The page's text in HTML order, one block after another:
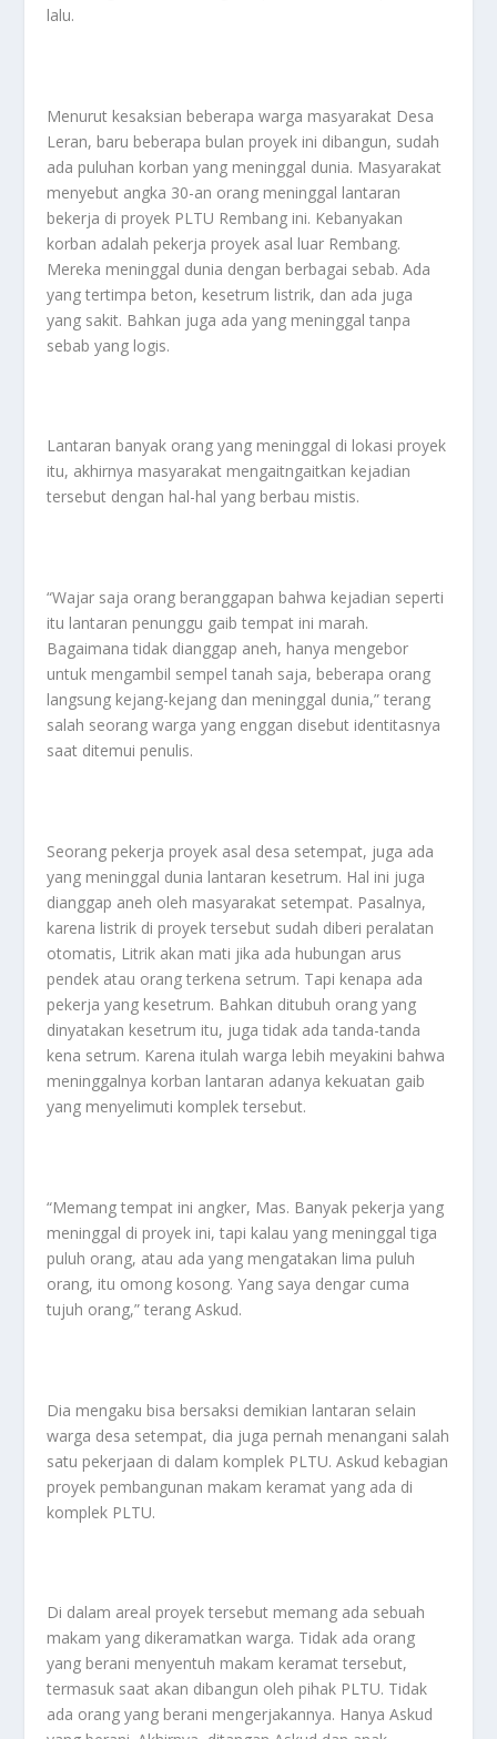
lalu.
Menurut kesaksian beberapa warga masyarakat Desa
Leran, baru beberapa bulan proyek ini dibangun, sudah
ada puluhan korban yang meninggal dunia. Masyarakat
menyebut angka 30-an orang meninggal lantaran
bekerja di proyek PLTU Rembang ini. Kebanyakan
korban adalah pekerja proyek asal luar Rembang.
Mereka meninggal dunia dengan berbagai sebab. Ada
yang tertimpa beton, kesetrum listrik, dan ada juga
yang sakit. Bahkan juga ada yang meninggal tanpa
sebab yang logis.
Lantaran banyak orang yang meninggal di lokasi proyek
itu, akhirnya masyarakat mengaitngaitkan kejadian
tersebut dengan hal-hal yang berbau mistis.
“Wajar saja orang beranggapan bahwa kejadian seperti
itu lantaran penunggu gaib tempat ini marah.
Bagaimana tidak dianggap aneh, hanya mengebor
untuk mengambil sempel tanah saja, beberapa orang
langsung kejang-kejang dan meninggal dunia,” terang
salah seorang warga yang enggan disebut identitasnya
saat ditemui penulis.
Seorang pekerja proyek asal desa setempat, juga ada
yang meninggal dunia lantaran kesetrum. Hal ini juga
dianggap aneh oleh masyarakat setempat. Pasalnya,
karena listrik di proyek tersebut sudah diberi peralatan
otomatis, Litrik akan mati jika ada hubungan arus
pendek atau orang terkena setrum. Tapi kenapa ada
pekerja yang kesetrum. Bahkan ditubuh orang yang
dinyatakan kesetrum itu, juga tidak ada tanda-tanda
kena setrum. Karena itulah warga lebih meyakini bahwa
meninggalnya korban lantaran adanya kekuatan gaib
yang menyelimuti komplek tersebut.
“Memang tempat ini angker, Mas. Banyak pekerja yang
meninggal di proyek ini, tapi kalau yang meninggal tiga
puluh orang, atau ada yang mengatakan lima puluh
orang, itu omong kosong. Yang saya dengar cuma
tujuh orang,” terang Askud.
Dia mengaku bisa bersaksi demikian lantaran selain
warga desa setempat, dia juga pernah menangani salah
satu pekerjaan di dalam komplek PLTU. Askud kebagian
proyek pembangunan makam keramat yang ada di
komplek PLTU.
Di dalam areal proyek tersebut memang ada sebuah
makam yang dikeramatkan warga. Tidak ada orang
yang berani menyentuh makam keramat tersebut,
termasuk saat akan dibangun oleh pihak PLTU. Tidak
ada orang yang berani mengerjakannya. Hanya Askud